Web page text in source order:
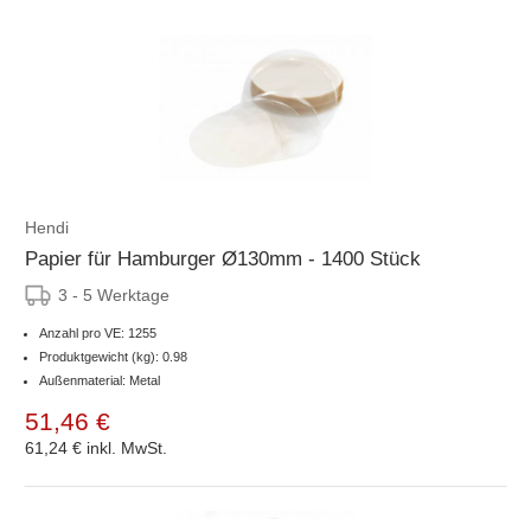
Hendi
Papier für Hamburger Ø130mm - 1400 Stück
3 - 5 Werktage
Anzahl pro VE: 1255
Produktgewicht (kg): 0.98
Außenmaterial: Metal
51,46 €
61,24 € inkl. MwSt.